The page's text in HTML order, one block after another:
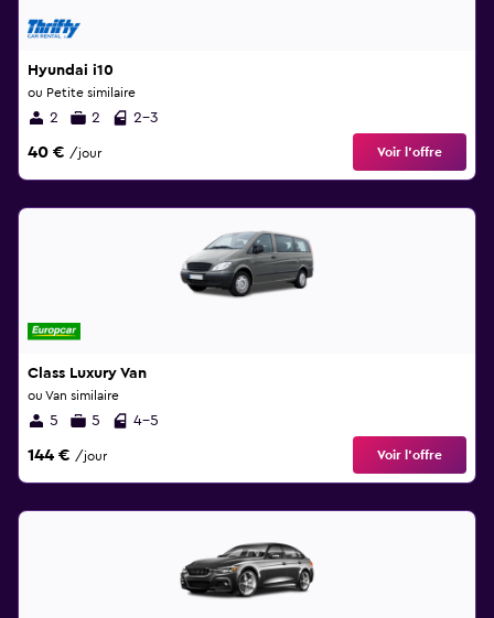
Hyundai i10
ou Petite similaire
2 2 2-3
40 € /jour Voir l’offre
Class Luxury Van
ou Van similaire
5 5 4-5
144 € /jour Voir l’offre